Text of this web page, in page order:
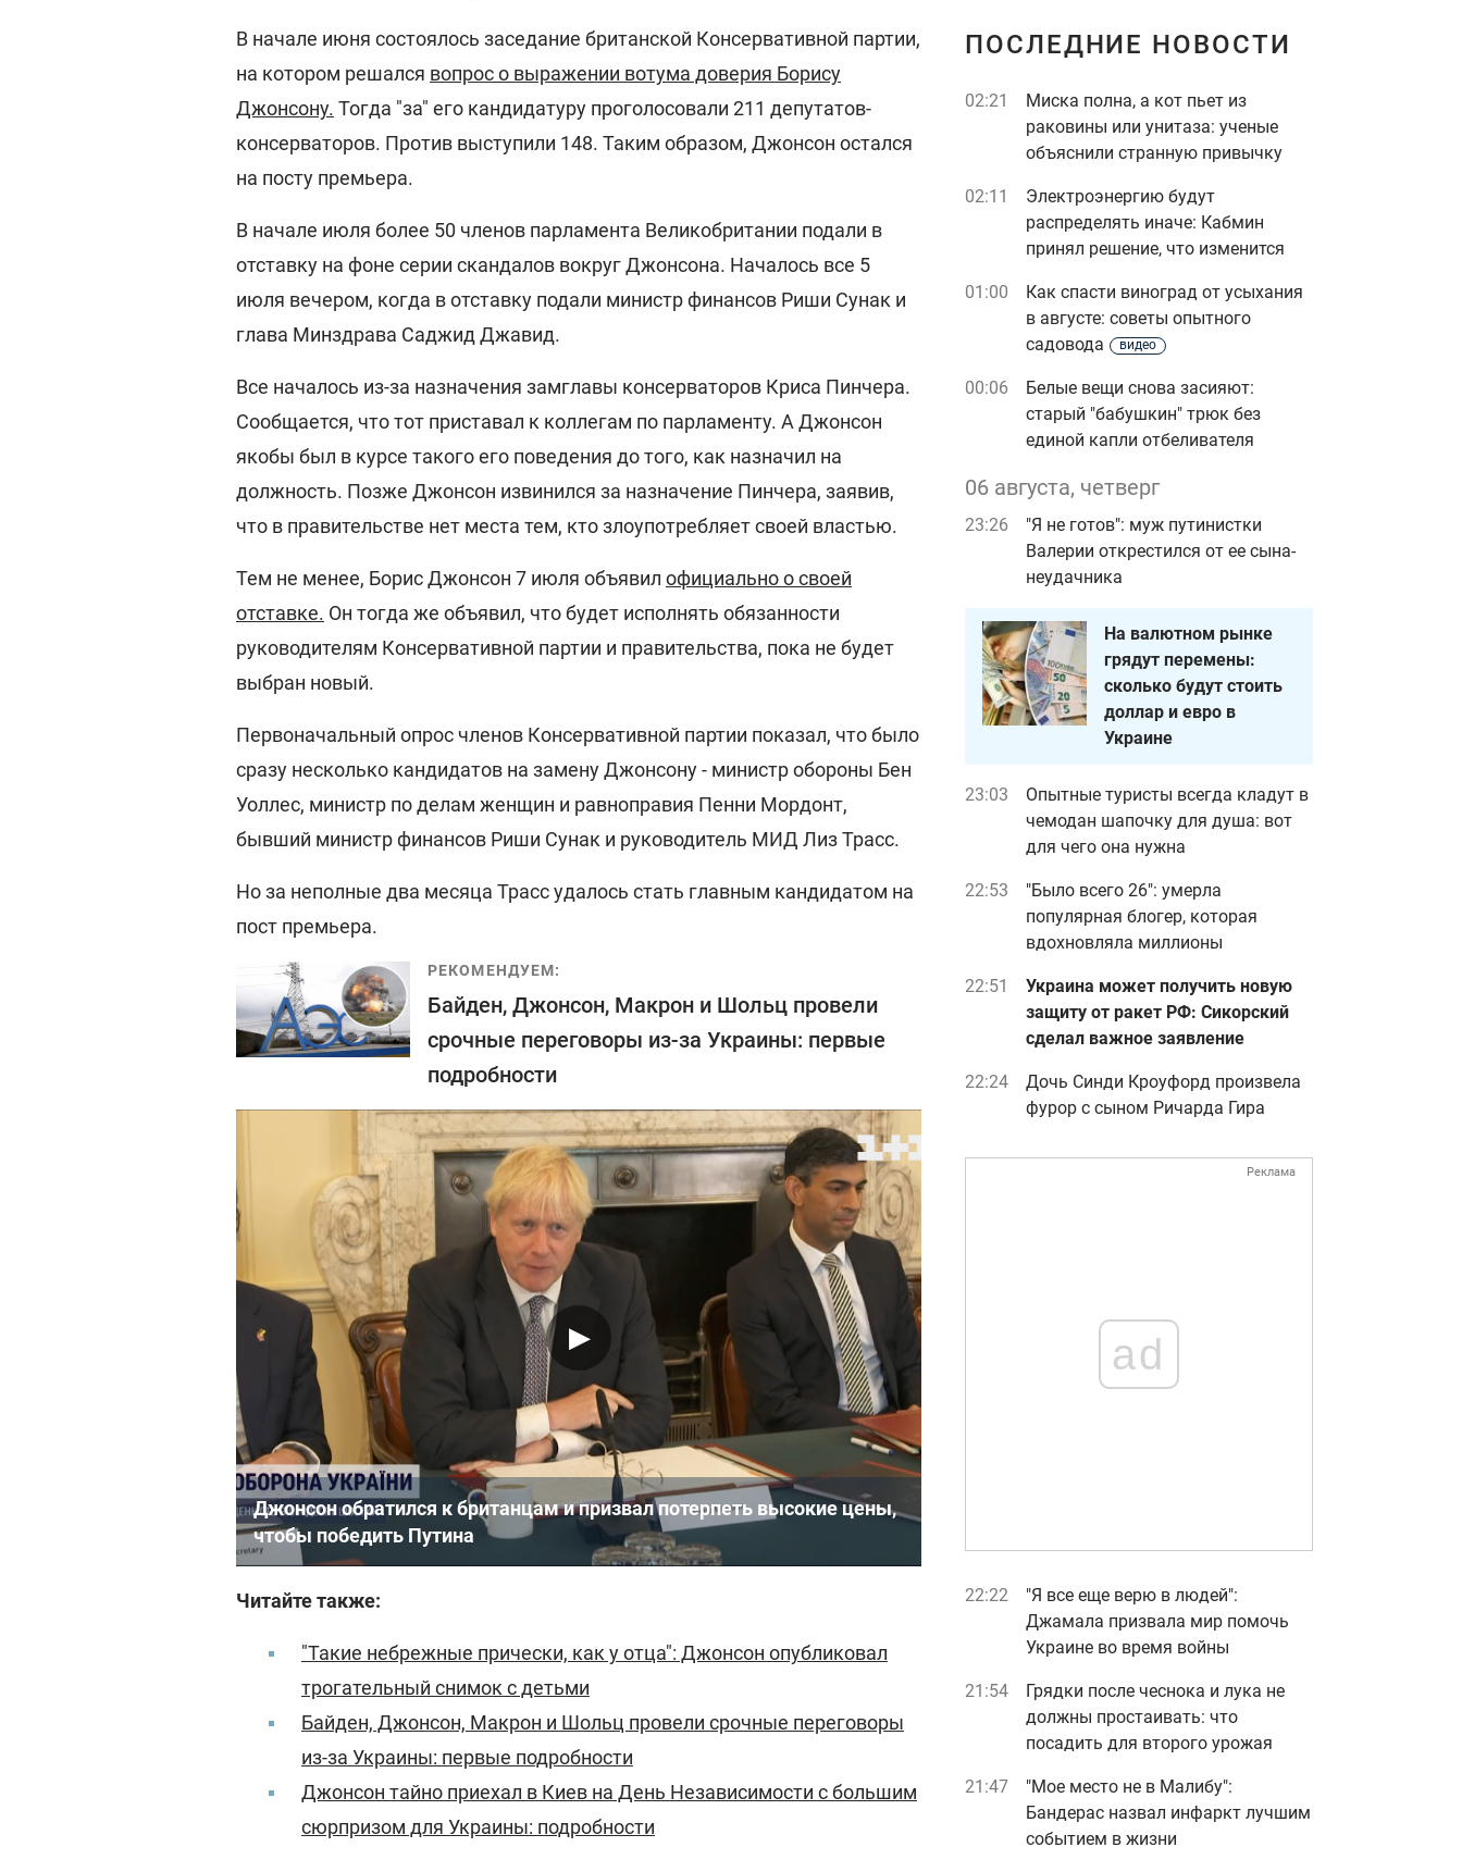
В начале июня состоялось заседание британской Консервативной партии,
на котором решался вопрос о выражении вотума доверия Борису
Джонсону. Тогда "за" его кандидатуру проголосовали 211 депутатов-
консерваторов. Против выступили 148. Таким образом, Джонсон остался
на посту премьера.
В начале июля более 50 членов парламента Великобритании подали в
отставку на фоне серии скандалов вокруг Джонсона. Началось все 5
июля вечером, когда в отставку подали министр финансов Риши Сунак и
глава Минздрава Саджид Джавид.
Все началось из-за назначения замглавы консерваторов Криса Пинчера.
Сообщается, что тот приставал к коллегам по парламенту. А Джонсон
якобы был в курсе такого его поведения до того, как назначил на
должность. Позже Джонсон извинился за назначение Пинчера, заявив,
что в правительстве нет места тем, кто злоупотребляет своей властью.
Тем не менее, Борис Джонсон 7 июля объявил официально о своей
отставке. Он тогда же объявил, что будет исполнять обязанности
руководителям Консервативной партии и правительства, пока не будет
выбран новый.
Первоначальный опрос членов Консервативной партии показал, что было
сразу несколько кандидатов на замену Джонсону - министр обороны Бен
Уоллес, министр по делам женщин и равноправия Пенни Мордонт,
бывший министр финансов Риши Сунак и руководитель МИД Лиз Трасс.
Но за неполные два месяца Трасс удалось стать главным кандидатом на
пост премьера.
РЕКОМЕНДУЕМ:
Байден, Джонсон, Макрон и Шольц провели
срочные переговоры из-за Украины: первые
подробности
Джонсон обратился к британцам и призвал потерпеть высокие цены,
чтобы победить Путина
Читайте также:
"Такие небрежные прически, как у отца": Джонсон опубликовал
трогательный снимок с детьми
Байден, Джонсон, Макрон и Шольц провели срочные переговоры
из-за Украины: первые подробности
Джонсон тайно приехал в Киев на День Независимости с большим
сюрпризом для Украины: подробности
ПОСЛЕДНИЕ НОВОСТИ
02:21
Миска полна, а кот пьет из
раковины или унитаза: ученые
объяснили странную привычку
02:11
Электроэнергию будут
распределять иначе: Кабмин
принял решение, что изменится
01:00
Как спасти виноград от усыхания
в августе: советы опытного
садовода
видео
00:06
Белые вещи снова засияют:
старый "бабушкин" трюк без
единой капли отбеливателя
06 августа, четверг
23:26
"Я не готов": муж путинистки
Валерии открестился от ее сына-
неудачника
На валютном рынке
грядут перемены:
сколько будут стоить
доллар и евро в
Украине
23:03
Опытные туристы всегда кладут в
чемодан шапочку для душа: вот
для чего она нужна
22:53
"Было всего 26": умерла
популярная блогер, которая
вдохновляла миллионы
22:51
Украина может получить новую
защиту от ракет РФ: Сикорский
сделал важное заявление
22:24
Дочь Синди Кроуфорд произвела
фурор с сыном Ричарда Гира
Реклама
ad
22:22
"Я все еще верю в людей":
Джамала призвала мир помочь
Украине во время войны
21:54
Грядки после чеснока и лука не
должны простаивать: что
посадить для второго урожая
21:47
"Мое место не в Малибу":
Бандерас назвал инфаркт лучшим
событием в жизни